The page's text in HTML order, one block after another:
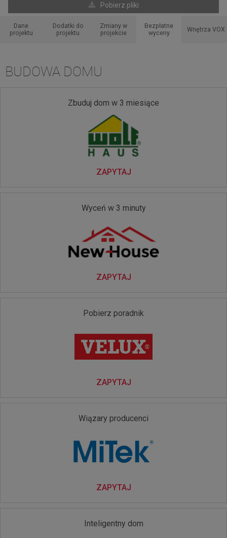
Pobierz pliki
Dane
projektu
Dodatki do
projektu
Zmiany w
projekcie
Bezpłatne
wyceny
Wnętrza VOX
BUDOWA DOMU
Zbuduj dom w 3 miesiące
ZAPYTAJ
Wyceń w 3 minuty
ZAPYTAJ
Pobierz poradnik
ZAPYTAJ
Wiązary producenci
ZAPYTAJ
Inteligentny dom